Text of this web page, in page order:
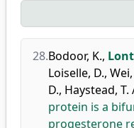
28.Bodoor, K.,
Loiselle, D.,
D., Haystead, T.
protein is a
progesterone